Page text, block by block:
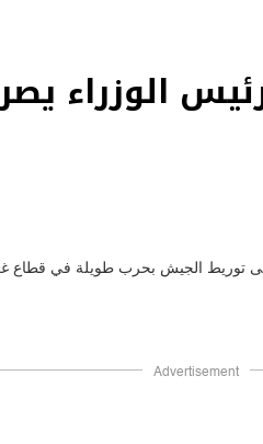
الوزراء
Advertisement